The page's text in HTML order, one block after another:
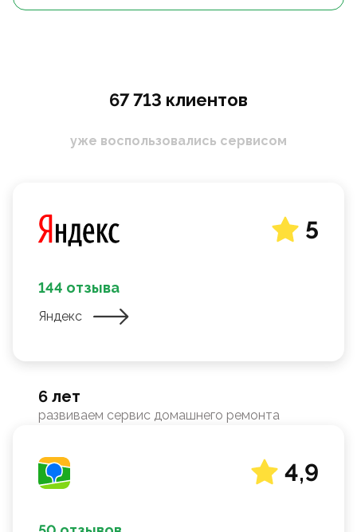
67 713 клиентов
уже воспользовались сервисом
5
144 отзыва
Яндекс
6 лет
развиваем сервис домашнего ремонта
4,9